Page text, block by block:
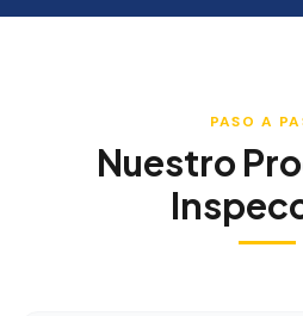
PASO A
Nuestro